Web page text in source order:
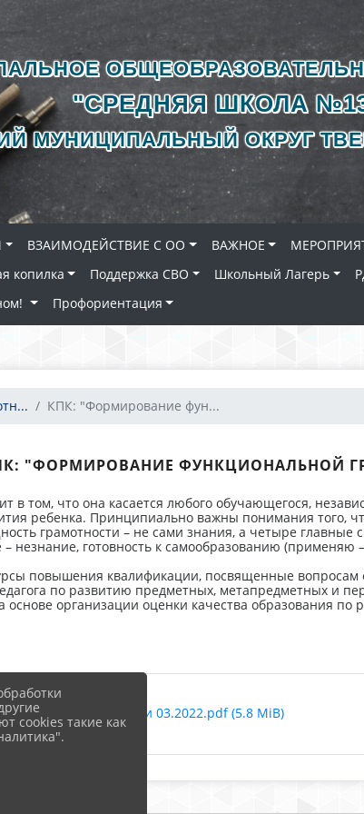
"СРЕДНЯЯ ШКОЛА
МУНИЦИПАЛЬНЫЙ ОКРУГ
ВЗАИМОДЕЙСТВИЕ С ОО ВАЖНОЕ
копилка Поддержка СВО Школьный Лагерь
Профориентация
КПК: "Формирование фун...
"ФОРМИРОВАНИЕ ФУНКЦИОНАЛЬНОЙ
в том, что она касается любого обучающегося,
ребенка. Принципиально важны понимания того,
грамотности – не сами знания, а четыре
незнание, готовность к самообразованию
повышения квалификации, посвященные
по развитию предметных, метапредметных и
основе организации оценки качества образования
грамотности 03.2022.pdf (5.8 MiB)
cookies такие как